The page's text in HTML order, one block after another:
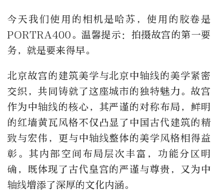
今天我们使用的相机是哈苏，使用的胶卷是
PORTRA400。温馨提示：拍摄故宫的第一要
务，就是要来得早。
北京故宫的建筑美学与北京中轴线的美学紧密
交织，共同铸就了这座城市的独特魅力。故宫
作为中轴线的核心，其严谨的对称布局，鲜明
的红墙黄瓦风格不仅凸显了中国古代建筑的精
致与宏伟，更与中轴线整体的美学风格相得益
彰。其内部空间布局层次丰富，功能分区明
确，既体现了古代皇宫的严谨与尊贵，又为中
轴线增添了深厚的文化内涵。